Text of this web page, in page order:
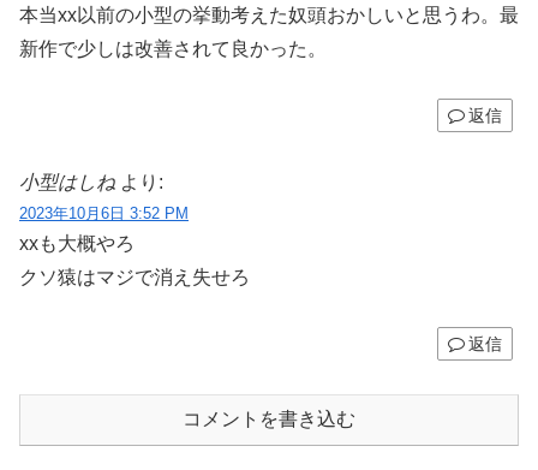
本当xx以前の小型の挙動考えた奴頭おかしいと思うわ。最
新作で少しは改善されて良かった。
返信
小型はしね より:
2023年10月6日 3:52 PM
xxも大概やろ
クソ猿はマジで消え失せろ
返信
コメントを書き込む